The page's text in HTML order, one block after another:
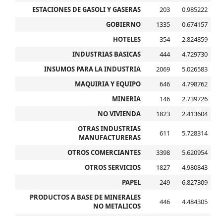
ESTACIONES DE GASOLI Y GASERAS
203
0.985222
GOBIERNO
1335
0.674157
HOTELES
354
2.824859
INDUSTRIAS BASICAS
444
4.729730
INSUMOS PARA LA INDUSTRIA
2069
5.026583
MAQUIRIA Y EQUIPO
646
4.798762
MINERIA
146
2.739726
NO VIVIENDA
1823
2.413604
OTRAS INDUSTRIAS
MANUFACTURERAS
611 5.728314
OTROS COMERCIANTES 3398
5.620954
OTROS SERVICIOS
1827
4.980843
PAPEL
249
6.827309
PRODUCTOS A BASE DE MINERALES
NO METALICOS
446 4.484305